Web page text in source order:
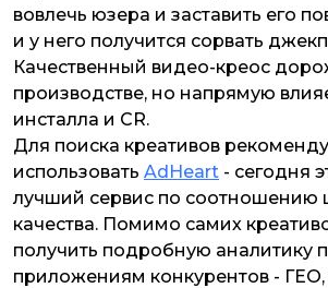
вовлечь юзера и заставить его
и у него получится сорвать
Качественный видео-креос
производстве, но напрямую
инсталла и CR.
Для поиска креативов
использовать AdHeart - сегодня
лучший сервис по соотношению
качества. Помимо самих
получить подробную аналитику
приложениям конкурентов -